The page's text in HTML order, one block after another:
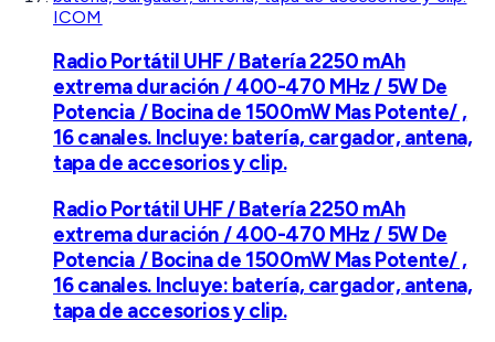
ICOM
Radio Portátil UHF / Batería 2250 mAh
extrema duración / 400-470 MHz / 5W De
Potencia / Bocina de 1500mW Mas Potente/ ,
16 canales. Incluye: batería, cargador, antena,
tapa de accesorios y clip.
Radio Portátil UHF / Batería 2250 mAh
extrema duración / 400-470 MHz / 5W De
Potencia / Bocina de 1500mW Mas Potente/ ,
16 canales. Incluye: batería, cargador, antena,
tapa de accesorios y clip.